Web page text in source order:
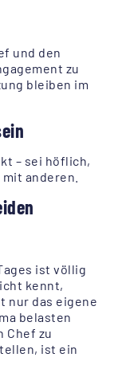
und den
zu
bleiben im
– sei höflich,
anderen.
ist völlig
kennt,
nur das eigene
belasten
Chef zu
ist ein